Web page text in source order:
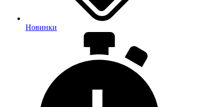
Новинки